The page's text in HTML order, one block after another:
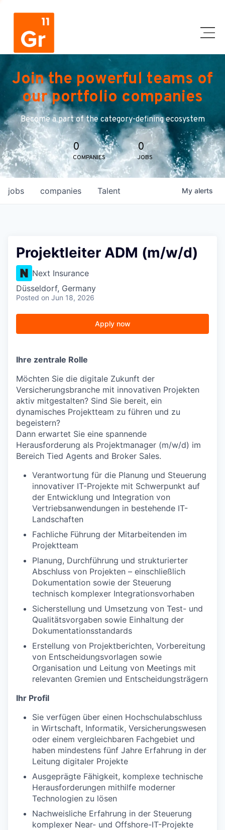
Join the powerful teams of
our portfolio companies
Become a part of the category-defining ecosystem
0
COMPANIES
0
JOBS
jobs companies Talent My alerts
Projektleiter ADM (m/w/d)
Next Insurance
Düsseldorf, Germany
Posted on Jun 18, 2026
Apply now
Ihre zentrale Rolle
Möchten Sie die digitale Zukunft der
Versicherungsbranche mit innovativen Projekten
aktiv mitgestalten? Sind Sie bereit, ein
dynamisches Projektteam zu führen und zu
begeistern?
Dann erwartet Sie eine spannende
Herausforderung als Projektmanager (m/w/d) im
Bereich Tied Agents and Broker Sales.
Verantwortung für die Planung und Steuerung
innovativer IT-Projekte mit Schwerpunkt auf
der Entwicklung und Integration von
Vertriebsanwendungen in bestehende IT-
Landschaften
Fachliche Führung der Mitarbeitenden im
Projektteam
Planung, Durchführung und strukturierter
Abschluss von Projekten – einschließlich
Dokumentation sowie der Steuerung
technisch komplexer Integrationsvorhaben
Sicherstellung und Umsetzung von Test- und
Qualitätsvorgaben sowie Einhaltung der
Dokumentationsstandards
Erstellung von Projektberichten, Vorbereitung
von Entscheidungsvorlagen sowie
Organisation und Leitung von Meetings mit
relevanten Gremien und Entscheidungsträgern
Ihr Profil
Sie verfügen über einen Hochschulabschluss
in Wirtschaft, Informatik, Versicherungswesen
oder einem vergleichbaren Fachgebiet und
haben mindestens fünf Jahre Erfahrung in der
Leitung digitaler Projekte
Ausgeprägte Fähigkeit, komplexe technische
Herausforderungen mithilfe moderner
Technologien zu lösen
Nachweisliche Erfahrung in der Steuerung
komplexer Near- und Offshore-IT-Projekte